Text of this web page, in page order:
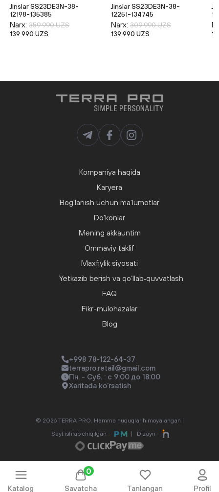
Jinslar SS23DE3N-38-
12198-135385
Narx: 359 990 UZS
139 990 UZS
Jinslar SS23DE3N-38-
12251-134745
Narx: 309 990 UZS
139 990 UZS
Katalog Savatcha
0
Tanlangan Profil
Kompaniya haqida
Karyera
Bog'lanish uchun ma'lumotlar
Do'konlar
Mening akkauntim
Ommaviy taklif
Maxfiylik siyosati
Yetkazib berish va qo‘llab‑quvvatlash
FAQ
Fikr-mulohazalar
Blog
+998 78-122-64-37
terrapro.retail@gmail.com
Пн. - Суб. : с 9:00 до 18:00
Xaritada ko'rsatish
© 2026 TERRA PRO. Hamma huquqlar himoyalangan |
Sayt ishlab chiqilgan -
Dizayn -